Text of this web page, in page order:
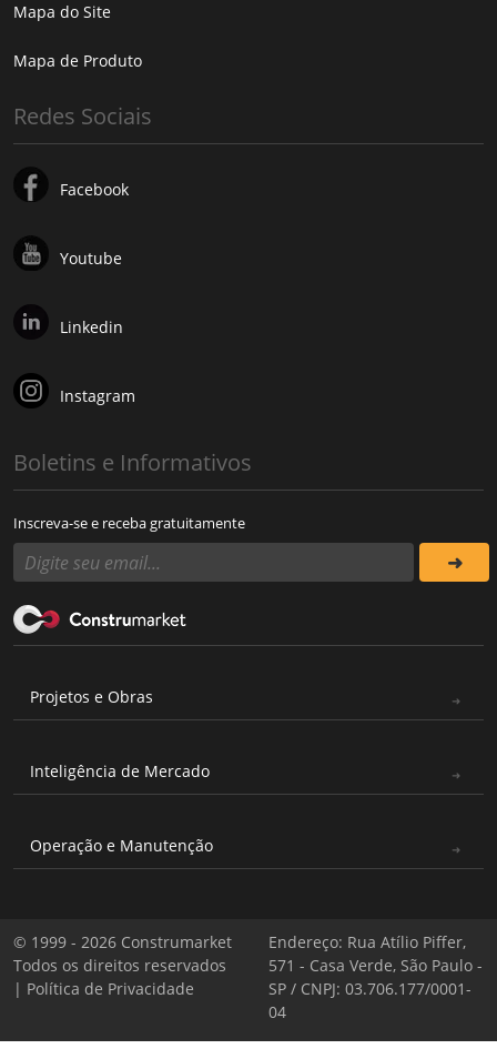
Mapa do Site
Mapa de Produto
Redes Sociais
Facebook
Youtube
Linkedin
Instagram
Boletins e Informativos
Inscreva-se e receba gratuitamente
Projetos e Obras
Inteligência de Mercado
Operação e Manutenção
© 1999 - 2026 Construmarket
Todos os direitos reservados
| Política de Privacidade
Endereço: Rua Atílio Piffer,
571 - Casa Verde, São Paulo -
SP / CNPJ: 03.706.177/0001-
04